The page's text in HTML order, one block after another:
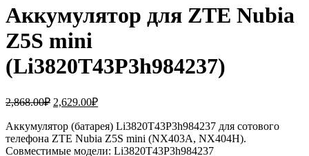
Аккумулятор для ZTE Nubia
Z5S mini
(Li3820T43P3h984237)
2,868.00₽ Первоначальная
составляла
2,868.00₽.
2,629.00₽Текущая
2,629.00₽.
Аккумулятор (батарея) Li3820T43P3h984237 для сотового
телефона ZTE Nubia Z5S mini (NX403A, NX404H).
Совместимые модели: Li3820T43P3h984237